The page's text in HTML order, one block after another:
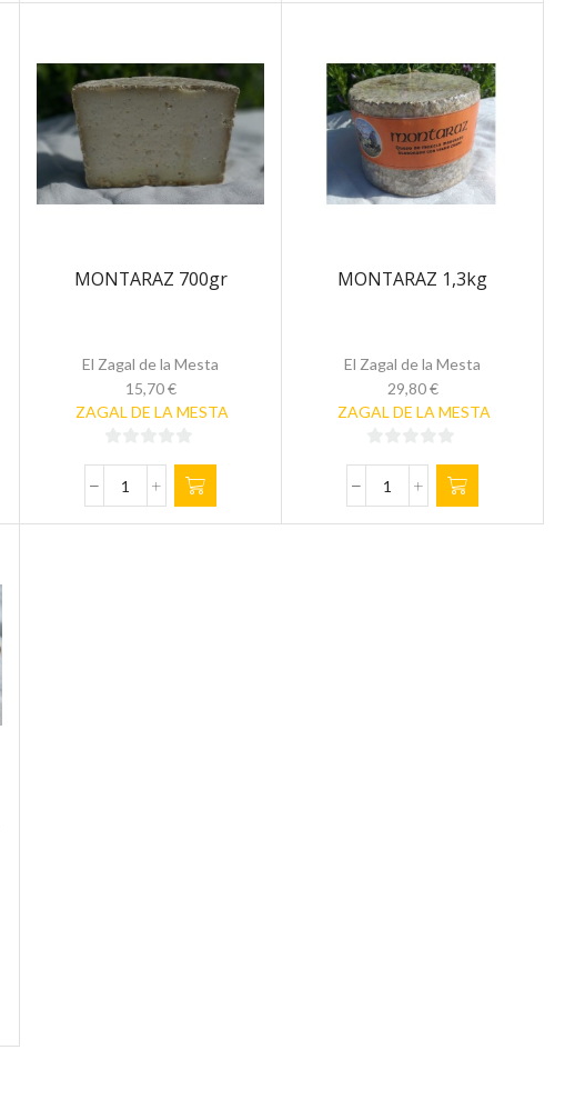
CON
SIDRA
1,2kg
cantidad
700gr
cantidad
MONTARAZ 700gr
El Zagal de la Mesta
15,70€
ZAGAL DE LA MESTA
de
5
MONTARAZ
700gr
MONTARAZ 1,3kg
El Zagal de la Mesta
29,80€
ZAGAL DE LA MESTA
de
5
MONTARAZ
1,3kg